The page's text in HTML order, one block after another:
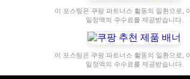
이 포스팅은 쿠팡 파트너스 활동의 일환으로,
일정액의 수수료를 제공받습니다.
이 포스팅은 쿠팡 파트너스 활동의 일환으로,
일정액의 수수료를 제공받습니다.